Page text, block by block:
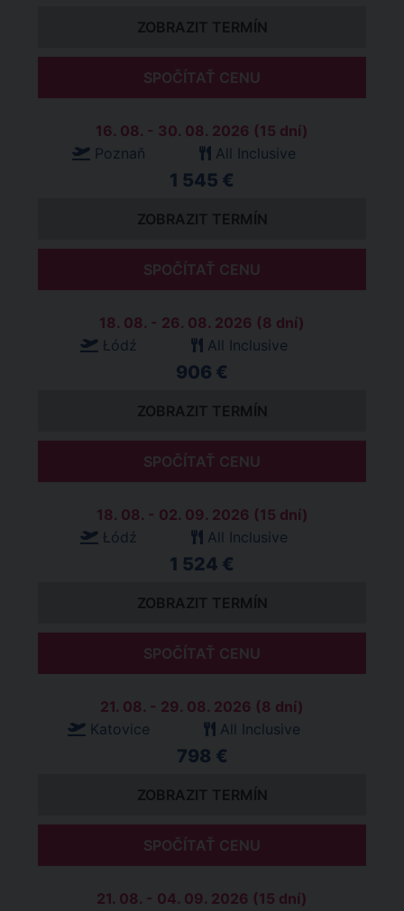
ZOBRAZIT TERMÍN
SPOČÍTAŤ CENU
16. 08. - 30. 08. 2026 (15 dní)
Poznaň
All Inclusive
1 545 €
ZOBRAZIT TERMÍN
SPOČÍTAŤ CENU
18. 08. - 26. 08. 2026 (8 dní)
Łódź
All Inclusive
906 €
ZOBRAZIT TERMÍN
SPOČÍTAŤ CENU
18. 08. - 02. 09. 2026 (15 dní)
Łódź
All Inclusive
1 524 €
ZOBRAZIT TERMÍN
SPOČÍTAŤ CENU
21. 08. - 29. 08. 2026 (8 dní)
Katovice
All Inclusive
798 €
ZOBRAZIT TERMÍN
SPOČÍTAŤ CENU
21. 08. - 04. 09. 2026 (15 dní)